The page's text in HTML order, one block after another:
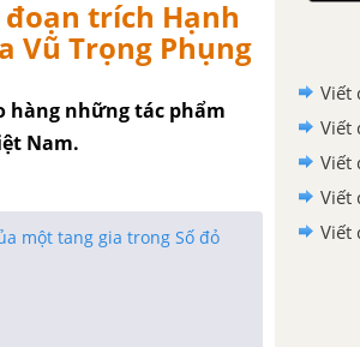
trích Hạnh
Vũ Trọng Phụng
hàng những tác phẩm
Nam.
một tang gia trong Số đỏ
Viết
Viết